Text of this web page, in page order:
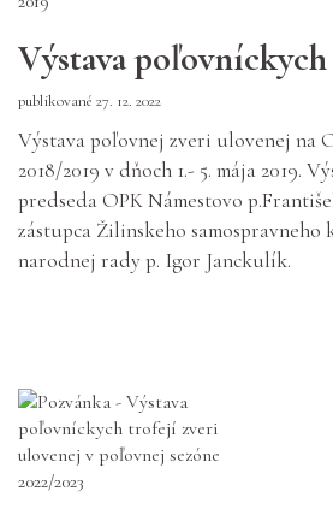
Výstava
publikované 27. 12. 2022
Výstava poľovnej zveri ulovenej na
2018/2019 v dňoch 1.- 5. mája 2019.
predseda OPK Námestovo
zástupca Žilinskeho samospravneho
narodnej rady p. Igor Janckulík.